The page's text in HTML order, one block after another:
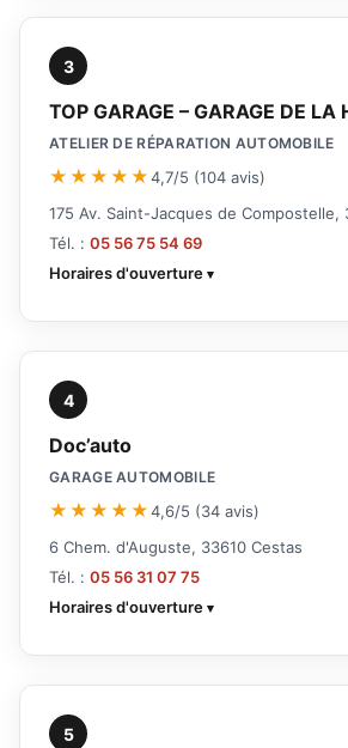
3
TOP GARAGE – GARAGE DE LA
ATELIER DE RÉPARATION AUTOMOBILE
★★★★★4,7/5 (104 avis)
175 Av. Saint-Jacques de Compostelle,
Tél. : 05 56 75 54 69
Horaires d'ouverture
4
Doc’auto
GARAGE AUTOMOBILE
★★★★★4,6/5 (34 avis)
6 Chem. d'Auguste, 33610 Cestas
Tél. : 05 56 31 07 75
Horaires d'ouverture
5